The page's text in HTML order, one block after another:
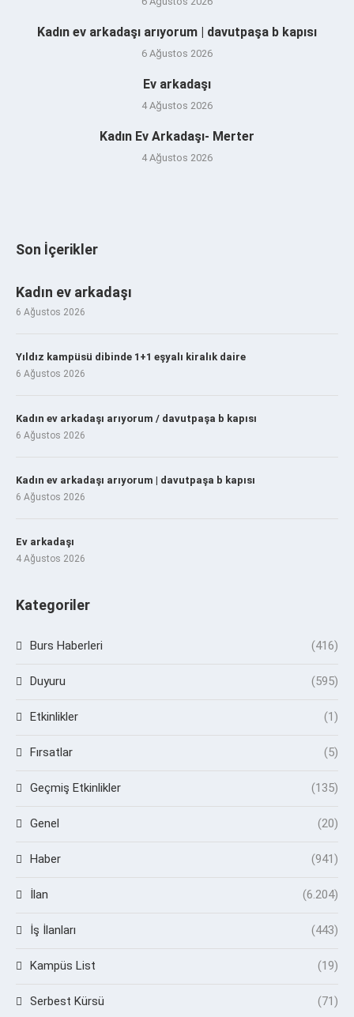
Kadın ev arkadaşı arıyorum | davutpaşa b kapısı
6 Ağustos 2026
Ev arkadaşı
4 Ağustos 2026
Kadın Ev Arkadaşı- Merter
4 Ağustos 2026
Son İçerikler
Kadın ev arkadaşı
6 Ağustos 2026
Yıldız kampüsü dibinde 1+1 eşyalı kiralık daire
6 Ağustos 2026
Kadın ev arkadaşı arıyorum / davutpaşa b kapısı
6 Ağustos 2026
Kadın ev arkadaşı arıyorum | davutpaşa b kapısı
6 Ağustos 2026
Ev arkadaşı
4 Ağustos 2026
Kategoriler
Burs Haberleri (416)
Duyuru (595)
Etkinlikler (1)
Fırsatlar (5)
Geçmiş Etkinlikler (135)
Genel (20)
Haber (941)
İlan (6.204)
İş İlanları (443)
Kampüs List (19)
Serbest Kürsü (71)